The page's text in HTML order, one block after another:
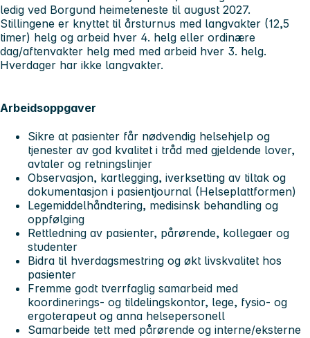
ledig ved Borgund heimeteneste til august 2027.
Stillingene er knyttet til årsturnus med langvakter (12,5
timer) helg og arbeid hver 4. helg eller ordinære
dag/aftenvakter helg med med arbeid hver 3. helg.
Hverdager har ikke langvakter.
Arbeidsoppgaver
Sikre at pasienter får nødvendig helsehjelp og
tjenester av god kvalitet i tråd med gjeldende lover,
avtaler og retningslinjer
Observasjon, kartlegging, iverksetting av tiltak og
dokumentasjon i pasientjournal (Helseplattformen)
Legemiddelhåndtering, medisinsk behandling og
oppfølging
Rettledning av pasienter, pårørende, kollegaer og
studenter
Bidra til hverdagsmestring og økt livskvalitet hos
pasienter
Fremme godt tverrfaglig samarbeid med
koordinerings- og tildelingskontor, lege, fysio- og
ergoterapeut og anna helsepersonell
Samarbeide tett med pårørende og interne/eksterne